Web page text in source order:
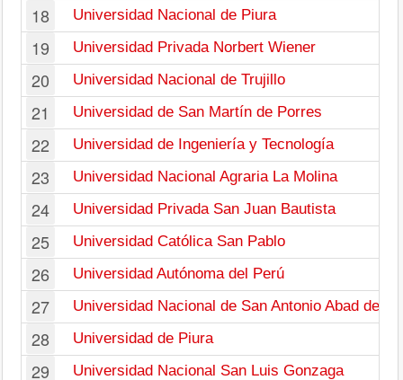
18 Universidad Nacional de Piura
19 Universidad Privada Norbert Wiener
20 Universidad Nacional de Trujillo
21 Universidad de San Martín de Porres
22 Universidad de Ingeniería y Tecnología
23 Universidad Nacional Agraria La Molina
24 Universidad Privada San Juan Bautista
25 Universidad Católica San Pablo
26 Universidad Autónoma del Perú
27 Universidad Nacional de San Antonio Abad del
28 Universidad de Piura
29 Universidad Nacional San Luis Gonzaga